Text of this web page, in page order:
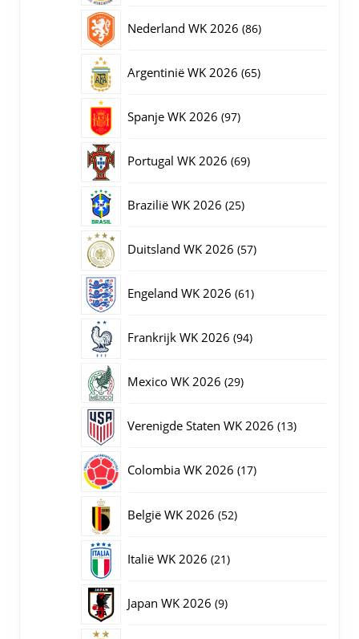
Nederland WK 2026 8686
Argentinië WK 2026 6565
Spanje WK 2026 9797
Portugal WK 2026 6969
Brazilië WK 2026 2525
Duitsland WK 2026 5757
Engeland WK 2026 6161
Frankrijk WK 2026 9494
Mexico WK 2026 2929
Verenigde Staten WK 2026 1313
Colombia WK 2026 1717
België WK 2026 5252
Italië WK 2026 2121
Japan WK 2026 99